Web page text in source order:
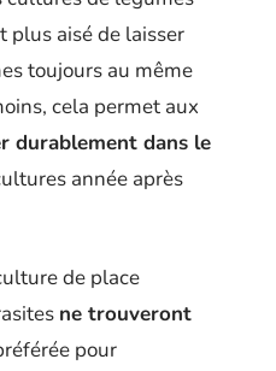
plus aisé de laisser
toujours au même
cela permet aux
durablement dans le
année après
de place
ne trouveront
pour